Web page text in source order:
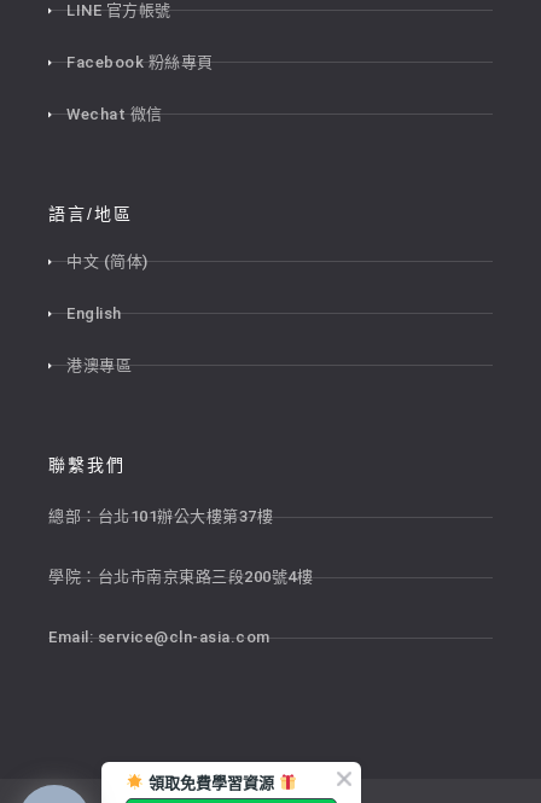
LINE 官方帳號
Facebook 粉絲專頁
Wechat 微信
語言/地區
中文 (简体)
English
港澳專區
聯繫我們
總部：台北101辦公大樓第37樓
學院：台北市南京東路三段200號4樓
Email:service@cln-asia.com
領取免費學習資源